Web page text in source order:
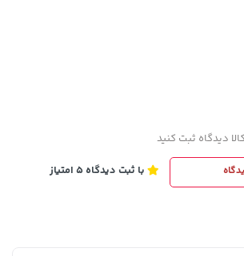
دیدگاه ثبت کنید
با ثبت دیدگاه 5 امتیاز